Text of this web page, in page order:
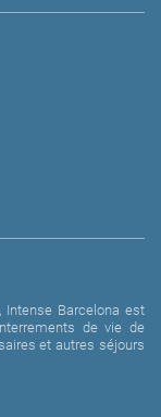
Intense Barcelona est
de vie de
et autres séjours